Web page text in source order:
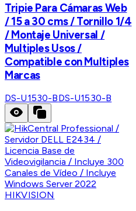
Tripie Para Cámaras Web
/ 15 a 30 cms / Tornillo 1/4
/ Montaje Universal /
Multiples Usos /
Compatible con Multiples
Marcas
DS-U1530-BDS-U1530-B
HIKVISION